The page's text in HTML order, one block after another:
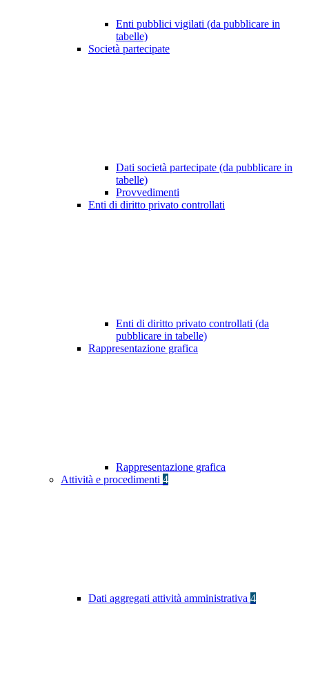
Enti pubblici vigilati (da pubblicare in
tabelle)
Società partecipate
Dati società partecipate (da pubblicare in
tabelle)
Provvedimenti
Enti di diritto privato controllati
Enti di diritto privato controllati (da
pubblicare in tabelle)
Rappresentazione grafica
Rappresentazione grafica
Attività e procedimenti 4
Dati aggregati attività amministrativa 4